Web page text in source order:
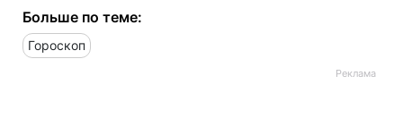
Больше по теме:
Гороскоп